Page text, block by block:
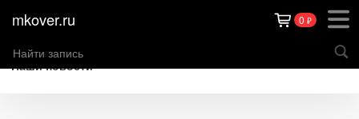
mkover.ru 0 ₽
Наши новости